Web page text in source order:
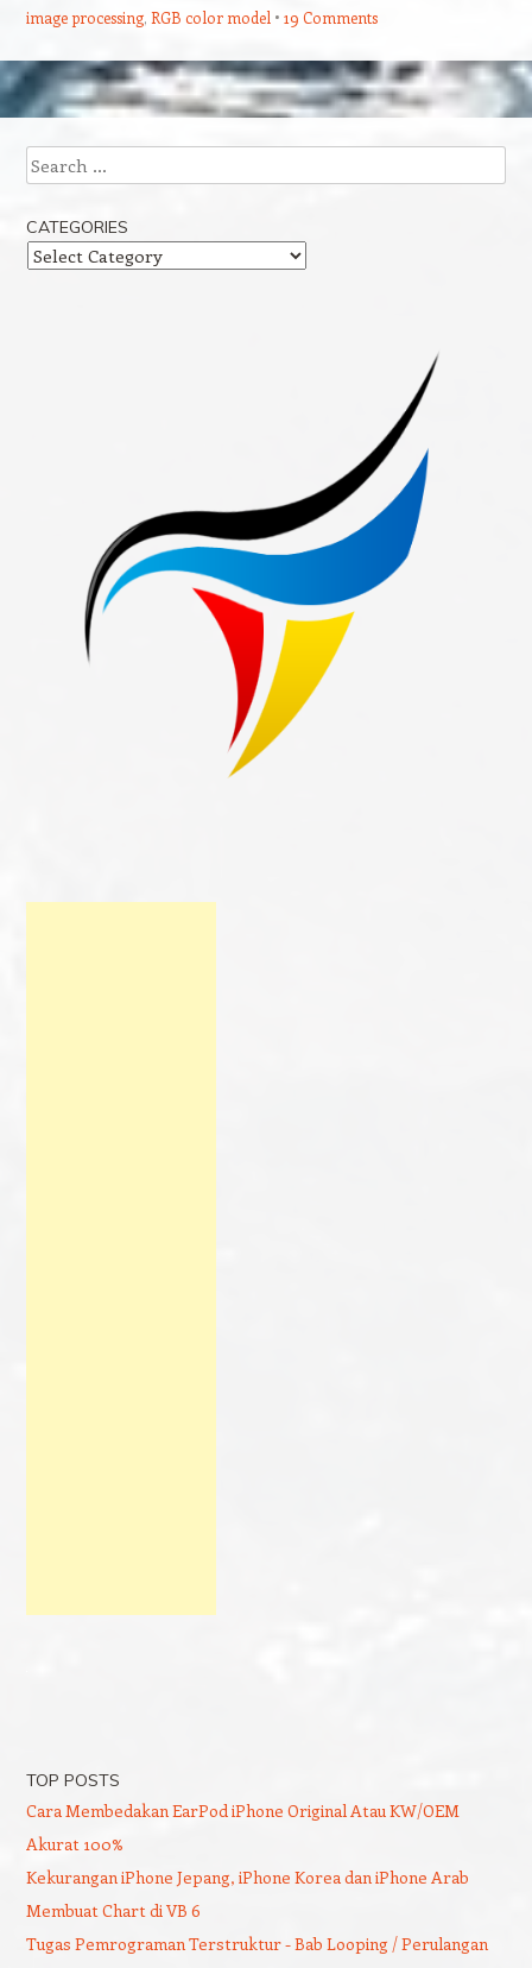
image processing, RGB color model 19 Comments
Post navigation
Search
CATEGORIES
Categories
TOP POSTS
Cara Membedakan EarPod iPhone Original Atau KW/OEM
Akurat 100%
Kekurangan iPhone Jepang, iPhone Korea dan iPhone Arab
Membuat Chart di VB 6
Tugas Pemrograman Terstruktur - Bab Looping / Perulangan